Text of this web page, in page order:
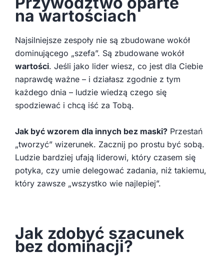
na wartościach
Najsilniejsze zespoły nie są zbudowane wokół
dominującego „szefa”. Są zbudowane wokół
wartości. Jeśli jako lider wiesz, co jest dla Ciebie
naprawdę ważne – i działasz zgodnie z tym
każdego dnia – ludzie wiedzą czego się
spodziewać i chcą iść za Tobą.
Jak być wzorem dla innych bez maski? Przestań
„tworzyć” wizerunek. Zacznij po prostu być sobą.
Ludzie bardziej ufają liderowi, który czasem się
potyka, czy umie delegować zadania, niż takiemu,
który zawsze „wszystko wie najlepiej”.
Jak zdobyć szacunek
bez dominacji?